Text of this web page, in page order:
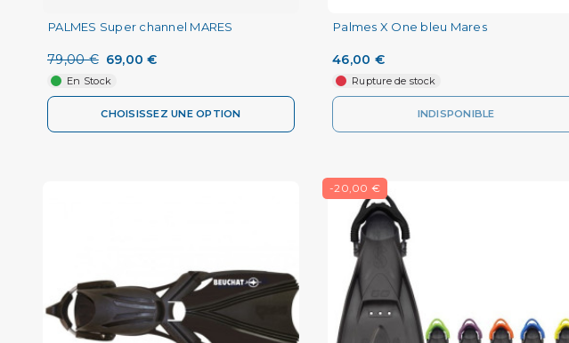
PALMES Super channel MARES
79,00 € 69,00 €
En Stock
CHOISISSEZ UNE OPTION
Palmes X One bleu Mares
46,00 €
Rupture de stock
INDISPONIBLE
-20,00 €